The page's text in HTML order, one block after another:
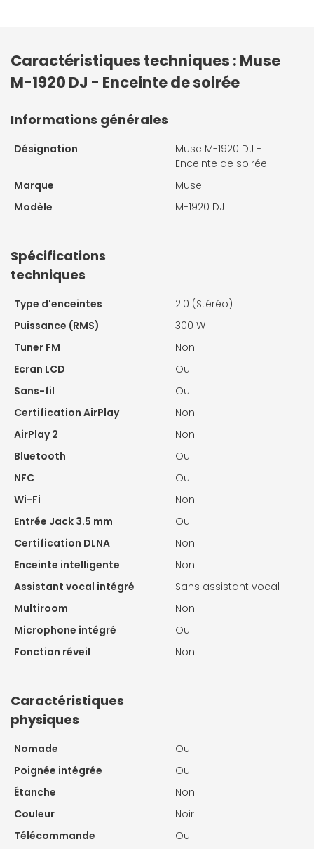
Caractéristiques techniques : Muse
M-1920 DJ - Enceinte de soirée
Informations générales
Désignation
Muse M-1920 DJ -
Enceinte de soirée
Marque
Muse
Modèle
M-1920 DJ
Spécifications
techniques
Type d'enceintes
2.0 (Stéréo)
Puissance (RMS)
300 W
Tuner FM
Non
Ecran LCD
Oui
Sans-fil
Oui
Certification AirPlay
Non
AirPlay 2
Non
Bluetooth
Oui
NFC
Oui
Wi-Fi
Non
Entrée Jack 3.5 mm
Oui
Certification DLNA
Non
Enceinte intelligente
Non
Assistant vocal intégré
Sans assistant vocal
Multiroom
Non
Microphone intégré
Oui
Fonction réveil
Non
Caractéristiques
physiques
Nomade
Oui
Poignée intégrée
Oui
Étanche
Non
Couleur
Noir
Télécommande
Oui